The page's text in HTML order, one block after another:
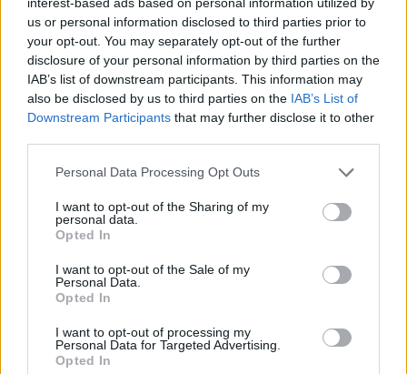
us or personal information disclosed to third parties prior to
your opt-out. You may separately opt-out of the further
disclosure of your personal information by third parties on the
IAB’s list of downstream participants. This information may
also be disclosed by us to third parties on the IAB’s List of
Downstream Participants that may further disclose it to other
Please note that this website/app uses one or more Google
not limited to your visit or usage behaviour. You may click to
grant or deny consent to Google and its third-party tags to
use your data for below specified purposes in below Google
consent section.
Personal Data Processing Opt Outs
I want to opt-out of the Sharing of my
personal data.
Opted In
I want to opt-out of the Sale of my
Personal Data.
Opted In
I want to opt-out of processing my
Personal Data for Targeted Advertising.
Opted In
Διαβάστε περισσότερα
πριν 1 ώρα
ΠΑΟΚ: Ο Γιαννούλης
επέστρεψε στο «σπίτι«
του (βίντεο)
φοράει τα ασπρόμαυρα
ποδόσφαιρο
ΠΑΟΚ
για Ούρε και ΠΑΟΚ
(βίντεο)